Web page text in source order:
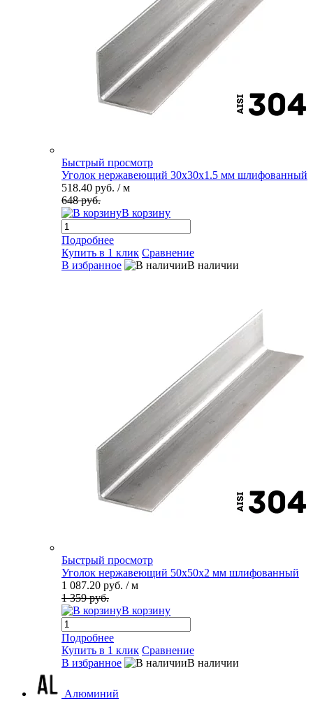
Быстрый просмотр
Уголок нержавеющий 30х30х1.5 мм шлифованный
518.40 руб. / м
648 руб.
В корзину
Подробнее
Купить в 1 клик Сравнение
В избранное
В наличии
Быстрый просмотр
Уголок нержавеющий 50х50х2 мм шлифованный
1 087.20 руб. / м
1 359 руб.
В корзину
Подробнее
Купить в 1 клик Сравнение
В избранное
В наличии
Алюминий